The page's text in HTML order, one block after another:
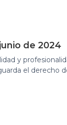
de 2024
y
el derecho